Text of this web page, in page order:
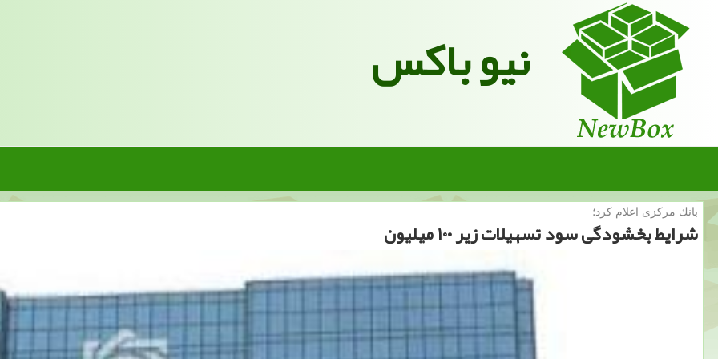
نیو باکس
بانك مركزی اعلام كرد؛
شرایط بخشودگی سود تسهیلات زیر ۱۰۰ میلیون